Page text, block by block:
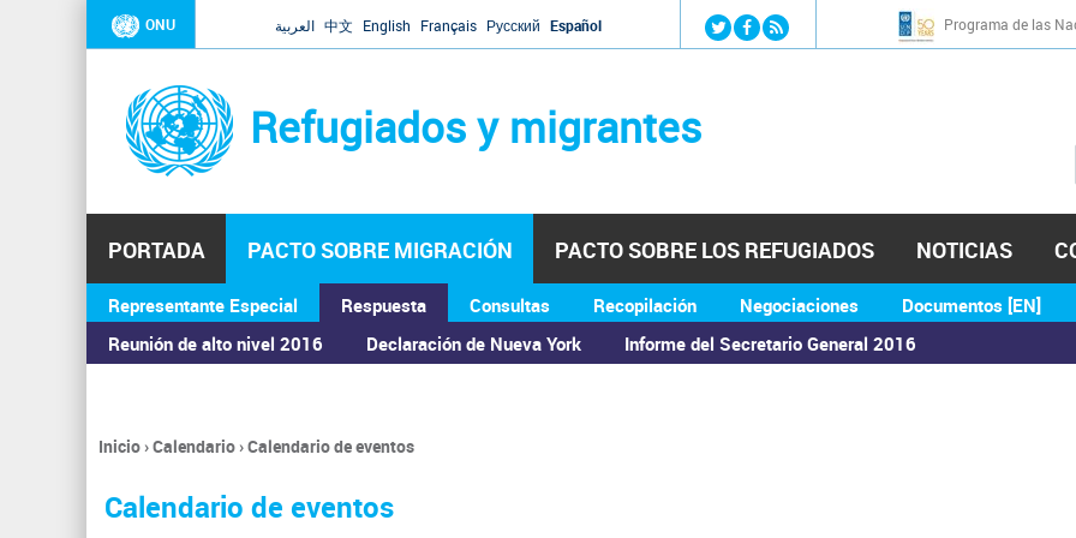
Jump to navigation
ONU العربية 中文 English Français Русский Español Programa de las
Refugiados y migrantes
PORTADA PACTO SOBRE MIGRACIÓN
Representante Especial
Respuesta
Reunión de alto nivel 2016
Declaración de Nueva York Informe del Secretario General 2016
Consultas Recopilación Negociaciones Documentos [EN]
PACTO SOBRE LOS REFUGIADOS NOTICIAS
ASAMBLEA GENERAL
Se
encuentra
usted
Inicio›Calendario›Calendario de eventos
Calendario de eventos